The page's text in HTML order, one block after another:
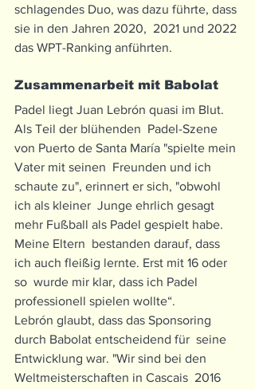
schlagendes Duo, was dazu führte, dass
sie in den Jahren 2020,  2021 und 2022
das WPT-Ranking anführten.
Zusammenarbeit mit Babolat
Padel liegt Juan Lebrón quasi im Blut.
Als Teil der blühenden  Padel-Szene
von Puerto de Santa María "spielte mein
Vater mit seinen  Freunden und ich
schaute zu", erinnert er sich, "obwohl
ich als kleiner  Junge ehrlich gesagt
mehr Fußball als Padel gespielt habe.
Meine Eltern  bestanden darauf, dass
ich auch fleißig lernte. Erst mit 16 oder
so  wurde mir klar, dass ich Padel
professionell spielen wollte“.
Lebrón glaubt, dass das Sponsoring
durch Babolat entscheidend für  seine
Entwicklung war. "Wir sind bei den
Weltmeisterschaften in Cascais  2016